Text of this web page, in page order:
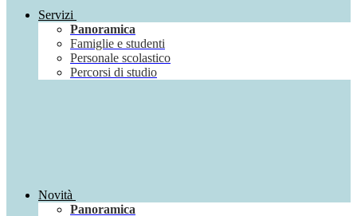
Servizi
Panoramica
Famiglie e studenti
Personale scolastico
Percorsi di studio
Novità
Panoramica